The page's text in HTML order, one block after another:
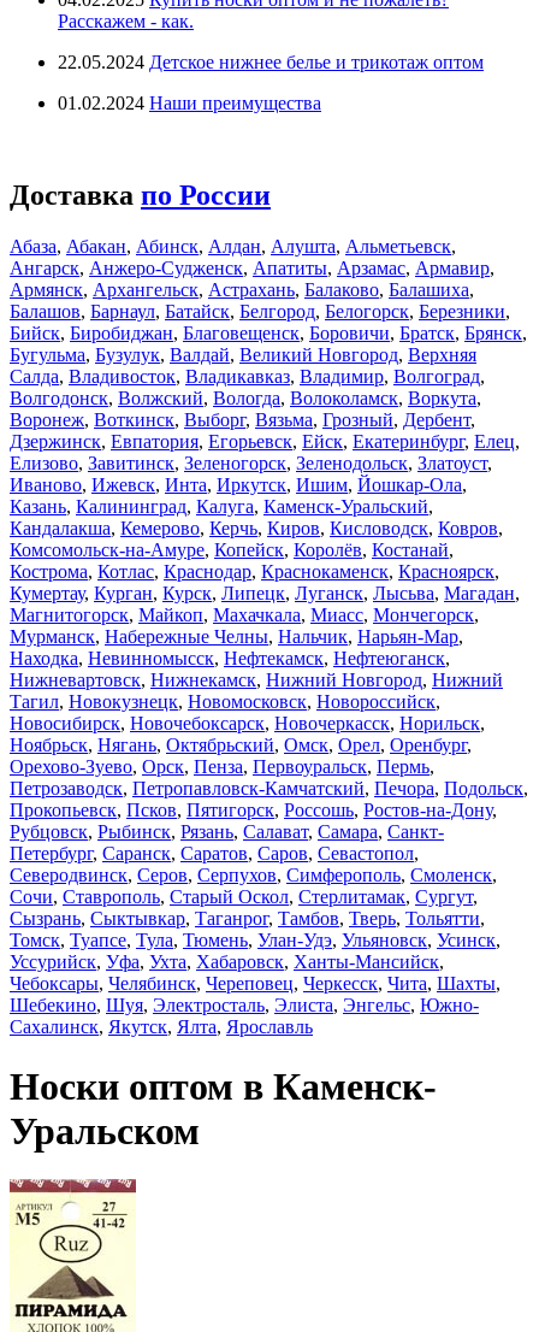
Расскажем - как.
22.05.2024 Детское нижнее белье и трикотаж оптом
01.02.2024 Наши преимущества
Доставка по России
Абаза, Абакан, Абинск, Алдан, Алушта, Альметьевск,
Ангарск, Анжеро-Судженск, Апатиты, Арзамас, Армавир,
Армянск, Архангельск, Астрахань, Балаково, Балашиха,
Балашов, Барнаул, Батайск, Белгород, Белогорск, Березники,
Бийск, Биробиджан, Благовещенск, Боровичи, Братск, Брянск,
Бугульма, Бузулук, Валдай, Великий Новгород, Верхняя
Салда, Владивосток, Владикавказ, Владимир, Волгоград,
Волгодонск, Волжский, Вологда, Волоколамск, Воркута,
Воронеж, Воткинск, Выборг, Вязьма, Грозный, Дербент,
Дзержинск, Евпатория, Егорьевск, Ейск, Екатеринбург, Елец,
Елизово, Завитинск, Зеленогорск, Зеленодольск, Златоуст,
Иваново, Ижевск, Инта, Иркутск, Ишим, Йошкар-Ола,
Казань, Калининград, Калуга, Каменск-Уральский,
Кандалакша, Кемерово, Керчь, Киров, Кисловодск, Ковров,
Комсомольск-на-Амуре, Копейск, Королёв, Костанай,
Кострома, Котлас, Краснодар, Краснокаменск, Красноярск,
Кумертау, Курган, Курск, Липецк, Луганск, Лысьва, Магадан,
Магнитогорск, Майкоп, Махачкала, Миасс, Мончегорск,
Мурманск, Набережные Челны, Нальчик, Нарьян-Мар,
Находка, Невинномысск, Нефтекамск, Нефтеюганск,
Нижневартовск, Нижнекамск, Нижний Новгород, Нижний
Тагил, Новокузнецк, Новомосковск, Новороссийск,
Новосибирск, Новочебоксарск, Новочеркасск, Норильск,
Ноябрьск, Нягань, Октябрьский, Омск, Орел, Оренбург,
Орехово-Зуево, Орск, Пенза, Первоуральск, Пермь,
Петрозаводск, Петропавловск-Камчатский, Печора, Подольск,
Прокопьевск, Псков, Пятигорск, Россошь, Ростов-на-Дону,
Рубцовск, Рыбинск, Рязань, Салават, Самара, Санкт-
Петербург, Саранск, Саратов, Саров, Севастопол,
Северодвинск, Серов, Серпухов, Симферополь, Смоленск,
Сочи, Ставрополь, Старый Оскол, Стерлитамак, Сургут,
Сызрань, Сыктывкар, Таганрог, Тамбов, Тверь, Тольятти,
Томск, Туапсе, Тула, Тюмень, Улан-Удэ, Ульяновск, Усинск,
Уссурийск, Уфа, Ухта, Хабаровск, Ханты-Мансийск,
Чебоксары, Челябинск, Череповец, Черкесск, Чита, Шахты,
Шебекино, Шуя, Электросталь, Элиста, Энгельс, Южно-
Сахалинск, Якутск, Ялта, Ярославль
Носки оптом в Каменск-
Уральском